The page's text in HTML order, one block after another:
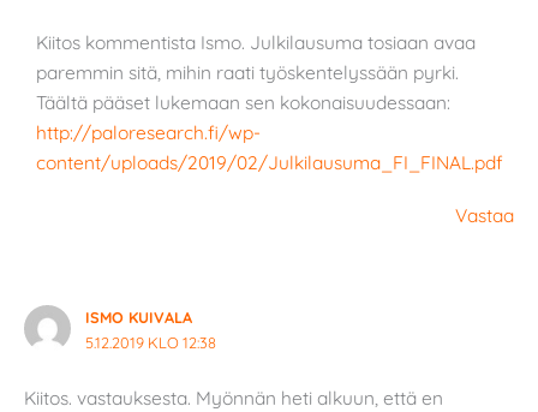
Kiitos kommentista Ismo. Julkilausuma tosiaan avaa
paremmin sitä, mihin raati työskentelyssään pyrki.
Täältä pääset lukemaan sen kokonaisuudessaan:
http://paloresearch.fi/wp-
content/uploads/2019/02/Julkilausuma_FI_FINAL.pdf
Vastaa
ISMO KUIVALA
5.12.2019 KLO 12:38
Kiitos. vastauksesta. Myönnän heti alkuun, että en